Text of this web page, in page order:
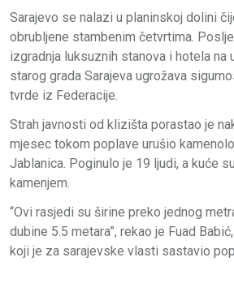
Sarajevo se nalazi u planinskoj dolini
obrubljene stambenim četvrtima.
izgradnja luksuznih stanova i hotela na
starog grada Sarajeva ugrožava
tvrde iz Federacije.
Strah javnosti od klizišta porastao je
mjesec tokom poplave urušio
Jablanica. Poginulo je 19 ljudi, a kuće
kamenjem.
“Ovi rasjedi su širine preko jednog
dubine 5.5 metara”, rekao je Fuad
koji je za sarajevske vlasti sastavio